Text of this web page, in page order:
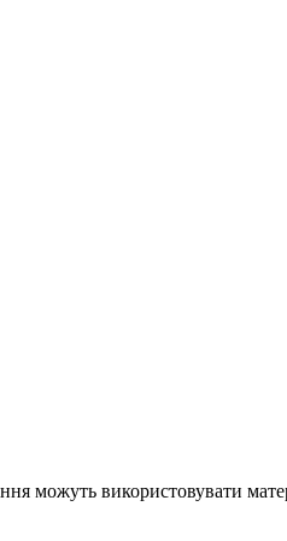
можуть використовувати